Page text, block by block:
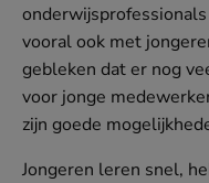
vooral ook met
gebleken dat er nog
voor jonge
zijn goede
Jongeren leren snel,